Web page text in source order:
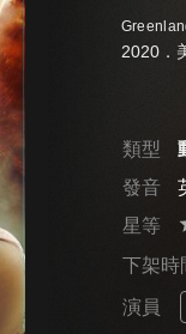
2020．
類型
發音
星等
下架時
演員